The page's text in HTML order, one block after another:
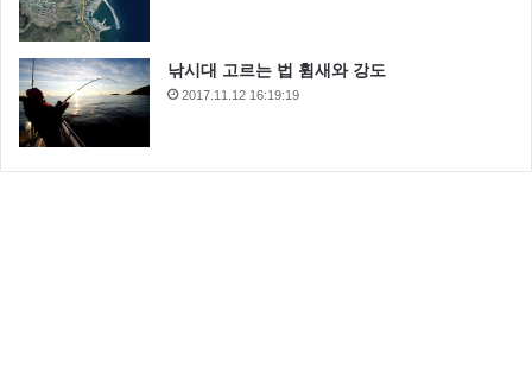
낚시대 고르는 법 휨새와 강도
2017.11.12 16:19:19